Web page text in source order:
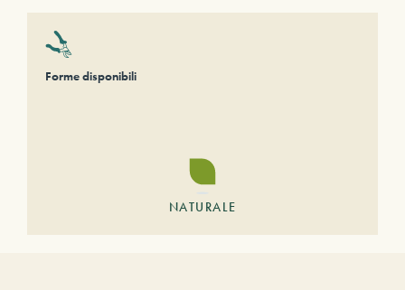
Forme disponibili
NATURALE